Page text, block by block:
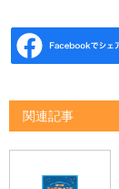
関連記事